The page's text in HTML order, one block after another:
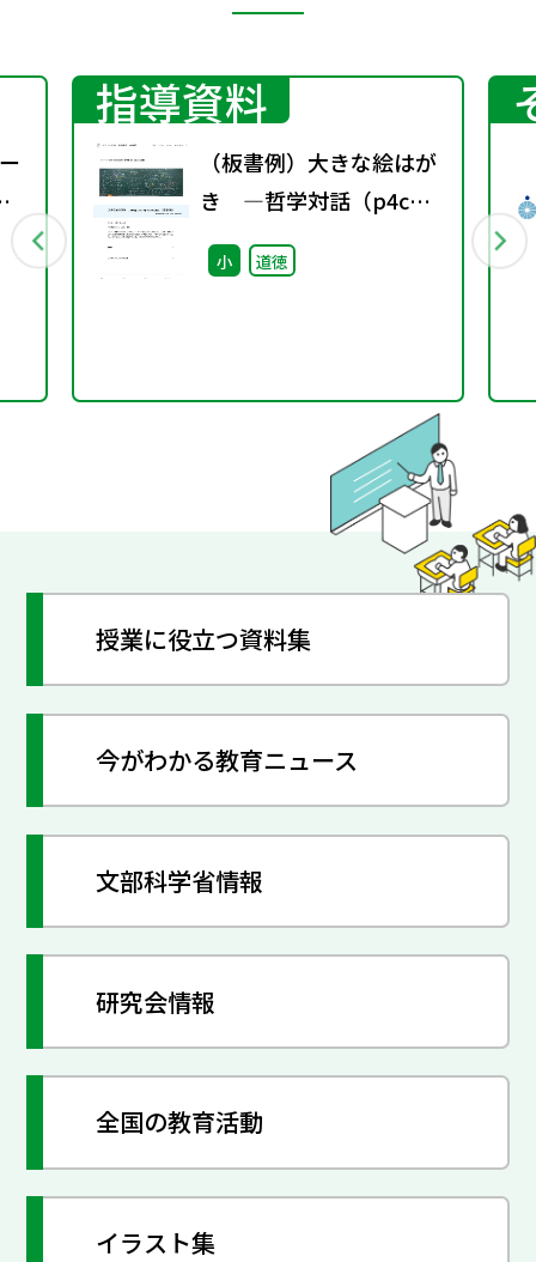
指導資料
（板書例）大きな絵はが
き ―哲学対話（p4c）
を取り入れた実践例―
（小学4年）
小 道徳
授業に役立つ資料集
今がわかる教育ニュース
文部科学省情報
研究会情報
全国の教育活動
イラスト集